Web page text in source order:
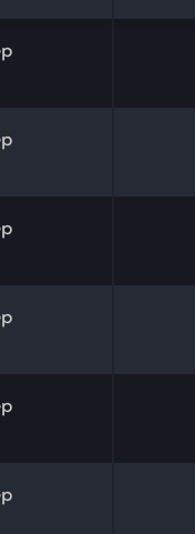
ND146667-
20Y-03-
20Y-03-
20Y-03-
03-31151 —
03-31161 —